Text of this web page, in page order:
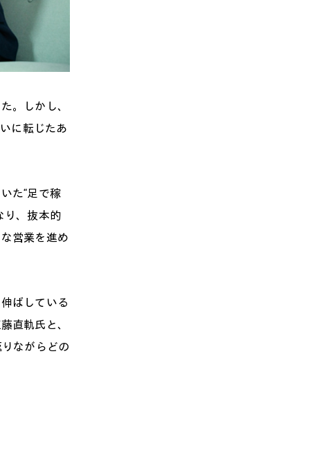
。しかし、
に転じたあ
た“足で稼
り、抜本的
営業を進め
ばしている
直軌氏と、
ながらどの